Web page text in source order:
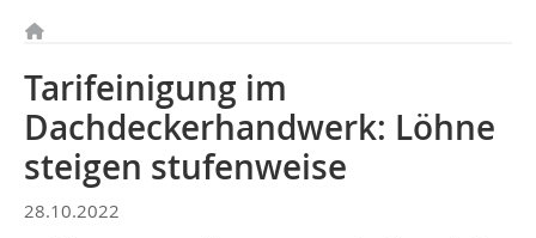
Tarifeinigung im
Dachdeckerhandwerk: Löhne
steigen stufenweise
28.10.2022